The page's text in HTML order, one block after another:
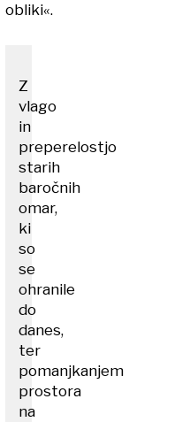
obliki«.
Z
vlago
in
preperelostjo
starih
baročnih
omar,
ki
so
se
ohranile
do
danes,
ter
pomanjkanjem
prostora
na